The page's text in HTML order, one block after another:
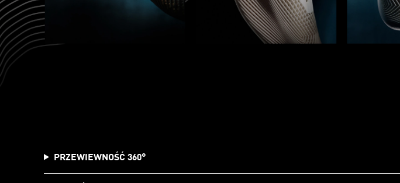
PRZEWIEWNOŚĆ 360°